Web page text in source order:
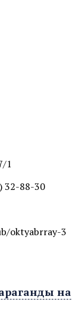
1
32-88-30
oktyabrray-3
на